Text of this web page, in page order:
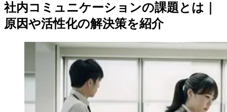
社内コミュニケーションの課題とは｜
原因や活性化の解決策を紹介